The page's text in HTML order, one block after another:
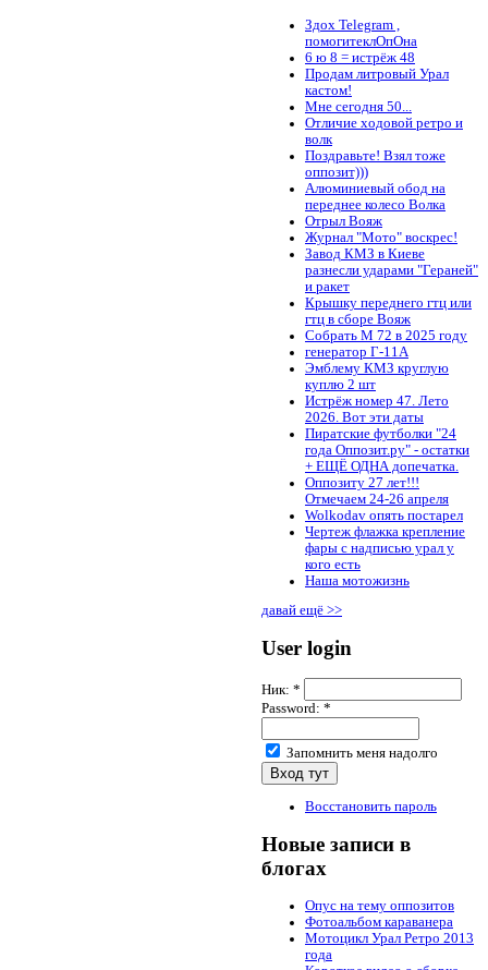
Здох Telegram ,
помогитеклОпОна
6 ю 8 = истрёж 48
Продам литровый Урал
кастом!
Мне сегодня 50...
Отличие ходовой ретро и
волк
Поздравьте! Взял тоже
оппозит)))
Алюминиевый обод на
переднее колесо Волка
Отрыл Вояж
Журнал "Мото" воскрес!
Завод КМЗ в Киеве
разнесли ударами "Гераней"
и ракет
Крышку переднего гтц или
гтц в сборе Вояж
Собрать М 72 в 2025 году
генератор Г-11А
Эмблему КМЗ круглую
куплю 2 шт
Истрёж номер 47. Лето
2026. Вот эти даты
Пиратские футболки "24
года Оппозит.ру" - остатки
+ ЕЩЁ ОДНА допечатка.
Оппозиту 27 лет!!!
Отмечаем 24-26 апреля
Wolkodav опять постарел
Чертеж флажка крепление
фары с надписью урал у
кого есть
Наша мотожизнь
давай ещё >>
User login
Ник: *
Password: *
Запомнить меня надолго
Восстановить пароль
Новые записи в
блогах
Опус на тему оппозитов
Фотоальбом караванера
Мотоцикл Урал Ретро 2013
года